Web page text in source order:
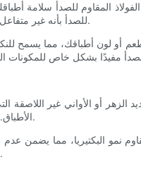
المقاوم للصدأ سلامة
للصدأ بأنه غير متفاعل، مما يضمن عدم تسرب أي مواد كيميائية أو معادن ضارة إلى طعامك أثناء عملية الطهي.
أو لون أطباقك، مما يسمح
أو الأواني غير
الأطباق. كما أن سطحه الأملس يمنع التصاق جزيئات الطعام، مما يجعل تنظيفه في غاية السهولة.
نمو البكتيريا، مما يضمن
بشكل خاص للمطابخ الاحترافية حيث تُعد النظافة وسلامة الغذاء من الأمور بالغة الأهمية.